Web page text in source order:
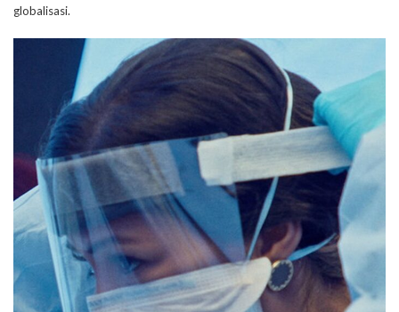
globalisasi.